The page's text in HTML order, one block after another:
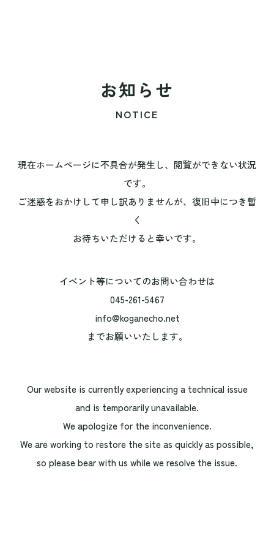
お知らせ
NOTICE
現在ホームページに不具合が発生し、閲覧ができない状況
です。
ご迷惑をおかけして申し訳ありませんが、復旧中につき暫
く
お待ちいただけると幸いです。
イベント等についてのお問い合わせは
045-261-5467
info@koganecho.net
までお願いいたします。
Our website is currently experiencing a technical issue
and is temporarily unavailable.
We apologize for the inconvenience.
We are working to restore the site as quickly as possible,
so please bear with us while we resolve the issue.